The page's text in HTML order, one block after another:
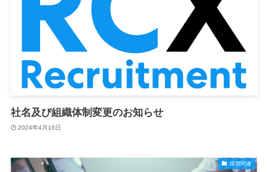
社名及び組織体制変更のお知らせ
2024年4月16日
採用関連